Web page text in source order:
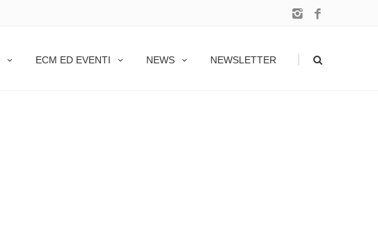
ECM ED EVENTI NEWS NEWSLETTER